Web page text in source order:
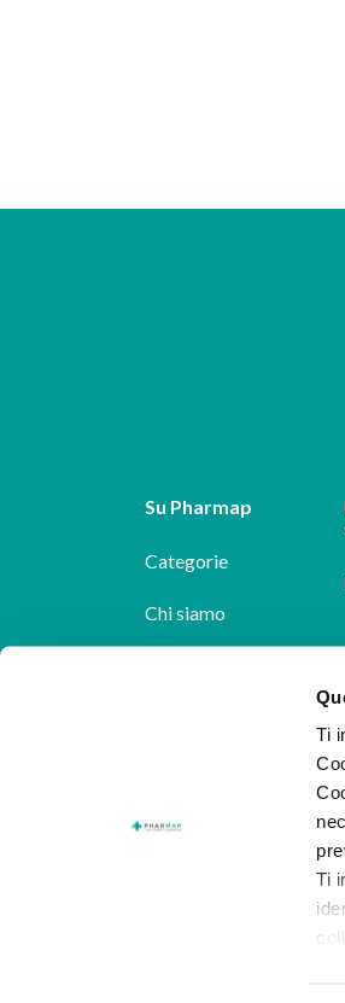
Ti
Ti
Su Pharmap
Categorie
Chi siamo